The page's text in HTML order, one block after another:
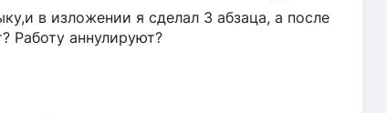
в изложении я сделал 3 абзаца, а после
Работу аннулируют?